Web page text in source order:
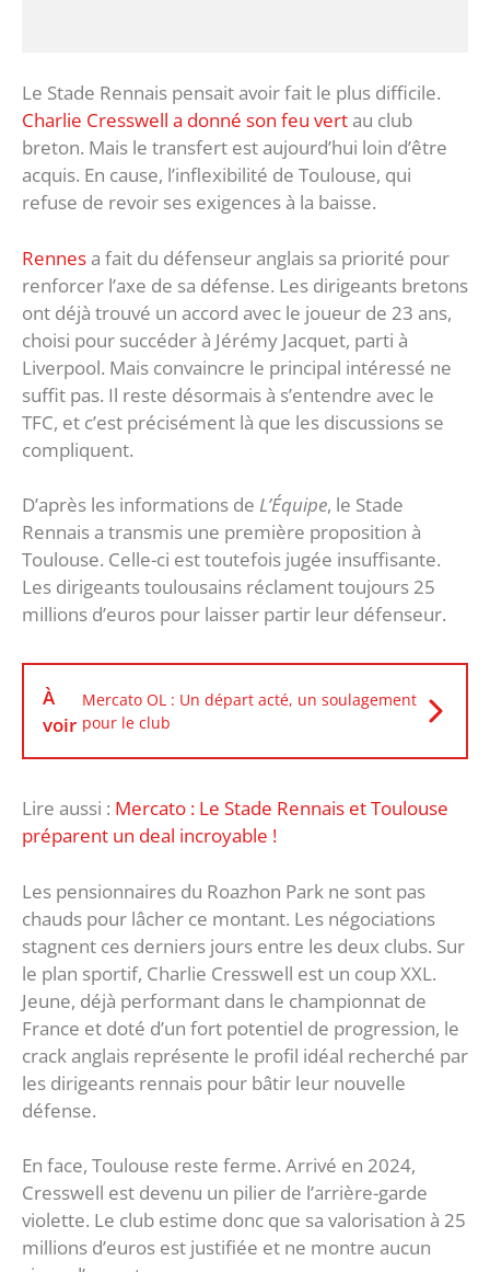
Le Stade Rennais pensait avoir fait le plus difficile.
Charlie Cresswell a donné son feu vertau club
breton. Mais le transfert est aujourd’hui loin d’être
acquis. En cause, l’inflexibilité de Toulouse, qui
refuse de revoir ses exigences à la baisse.
Rennesa fait du défenseur anglais sa priorité pour
renforcer l’axe de sa défense. Les dirigeants bretons
ont déjà trouvé un accord avec le joueur de 23 ans,
choisi pour succéder à Jérémy Jacquet, parti à
Liverpool. Mais convaincre le principal intéressé ne
suffit pas. Il reste désormais à s’entendre avec le
TFC, et c’est précisément là que les discussions se
compliquent.
D’après les informations de L’Équipe, le Stade
Rennais a transmis une première proposition à
Toulouse. Celle-ci est toutefois jugée insuffisante.
Les dirigeants toulousains réclament toujours 25
millions d’euros pour laisser partir leur défenseur.
À
voir
Mercato OL : Un départ acté, un soulagement
pour le club
Lire aussi : Mercato : Le Stade Rennais et Toulouse
préparent un deal incroyable !
Les pensionnaires du Roazhon Park ne sont pas
chauds pour lâcher ce montant. Les négociations
stagnent ces derniers jours entre les deux clubs. Sur
le plan sportif, Charlie Cresswell est un coup XXL.
Jeune, déjà performant dans le championnat de
France et doté d’un fort potentiel de progression, le
crack anglais représente le profil idéal recherché par
les dirigeants rennais pour bâtir leur nouvelle
défense.
En face, Toulouse reste ferme. Arrivé en 2024,
Cresswell est devenu un pilier de l’arrière-garde
violette. Le club estime donc que sa valorisation à 25
millions d’euros est justifiée et ne montre aucun